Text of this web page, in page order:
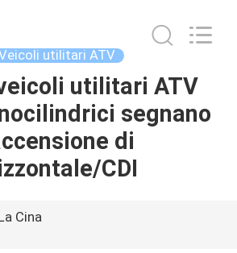
utilitari ATV
utilitari ATV
segnano
di
CDI
Cina